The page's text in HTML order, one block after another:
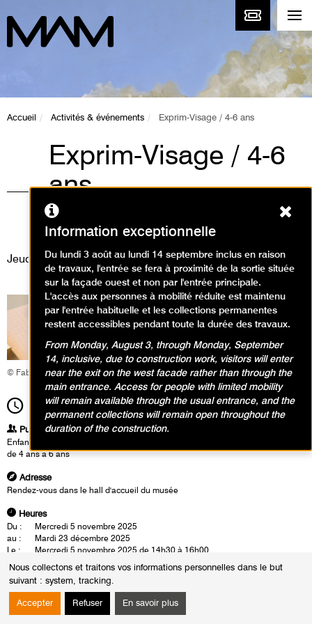
Nous collectons et traitons vos informations personnelles dans le but
suivant : system, tracking.
Accepter Refuser En savoir plus
Accueil Activités & événements Exprim-Visage / 4-6 ans
Exprim-Visage / 4-6
ans
Ateliers, Animations / Atelier arts
plastiques
Jeudi 23 octobre 2025
© Fabrice Gaboriau
11h00 Durée1h30
Publics
Enfants / Ados
de 4 ans à 6 ans
Adresse
Rendez-vous dans le hall d'accueil du musée
Heures
Du :
Mercredi 5 novembre 2025
au :
Mardi 23 décembre 2025
Le :
Mercredi 5 novembre 2025 de 14h30 à 16h00
Mercredi 3 décembre 2025 de 14h30 à 16h00
Mercredi 17 décembre 2025 de 14h30 à 16h00
Samedi 8 novembre 2025 de 11h00 à 12h30
Samedi 6 décembre 2025 de 11h00 à 12h30
Jeudi 23 octobre 2025 de 11h00 à 12h30
Information exceptionnelle
Du lundi 3 août au lundi 14 septembre inclus en raison
de travaux, l'entrée se fera à proximité de la sortie située
sur la façade ouest et non par l'entrée principale.
L'accès aux personnes à mobilité réduite est maintenu
par l'entrée habituelle et les collections permanentes
restent accessibles pendant toute la durée des travaux.
From Monday, August 3, through Monday, September
14, inclusive, due to construction work, visitors will enter
near the exit on the west facade rather than through the
main entrance. Access for people with limited mobility
will remain available through the usual entrance, and the
permanent collections will remain open throughout the
duration of the construction.